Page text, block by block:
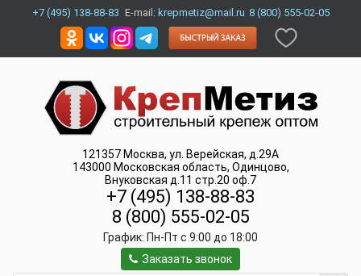
+7 (495) 138-88-83 E-mail: krepmetiz@mail.ru 8 (800) 555-02-05
121357 Москва, ул. Верейская, д.29А
143000 Московская область, Одинцово,
Внуковская д.11 стр.20 оф.7
+7 (495) 138-88-83
8 (800) 555-02-05
График: Пн-Пт c 9:00 до 18:00
Заказать звонок